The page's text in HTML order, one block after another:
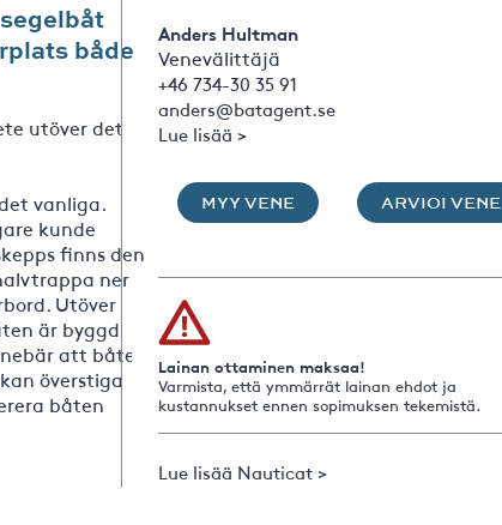
både
utöver det
vanliga.
kunde
finns den
ner
Utöver
är byggd
att båten
överstiga
båten
Anders Hultman
Venevälittäjä
+46 734-30 35 91
anders@batagent.se
Lue lisää >
MYY VENE ARVIOI VENE
Lainan ottaminen maksaa!
Varmista, että ymmärrät lainan ehdot ja
kustannukset ennen sopimuksen tekemistä.
Lue lisää Nauticat >